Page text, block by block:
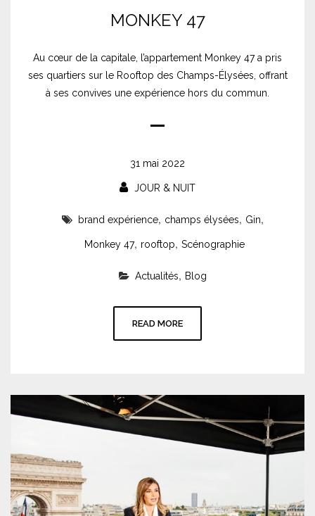
MONKEY 47
Au cœur de la capitale, l’appartement Monkey 47 a pris
ses quartiers sur le Rooftop des Champs-Élysées, offrant
à ses convives une expérience hors du commun.
31 mai 2022
JOUR & NUIT
brand expérience, champs élysées, Gin,
Monkey 47, rooftop, Scénographie
Actualités, Blog
READ MORE